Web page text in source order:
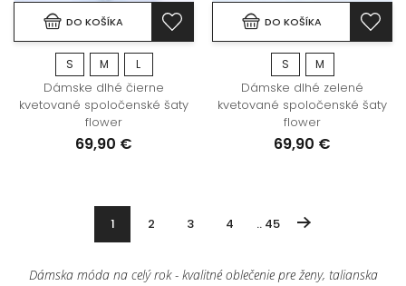
DO KOŠÍKA
S M L
Dámske dlhé čierne
kvetované spoločenské šaty
flower
69,90 €
DO KOŠÍKA
S M
Dámske dlhé zelené
kvetované spoločenské šaty
flower
69,90 €
1 2 3 4 .. 45
Dámska móda na celý rok - kvalitné oblečenie pre ženy, talianska